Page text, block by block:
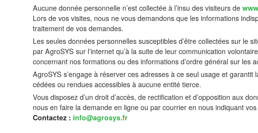
Aucune donnée personnelle n’est collectée à l’insu des visiteurs de
Lors de vos visites, nous ne vous demandons que les informations
traitement de vos demandes.
Les seules données personnelles susceptibles d’être collectées sur le
par AgroSYS sur l’internet qu’à la suite de leur communication
concernant nos formations ou des informations d’ordre général sur les
AgroSYS s’engage à réserver ces adresses à ce seul usage et
cédées ou rendues accessibles à aucune entité tierce.
Vous disposez d’un droit d’accès, de rectification et d’opposition aux
nous en faire la demande en ligne ou par courrier en nous indiquant
Contactez : info@agrosys.fr